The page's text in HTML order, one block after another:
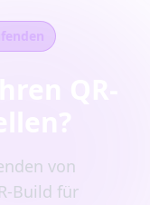
von
Build für